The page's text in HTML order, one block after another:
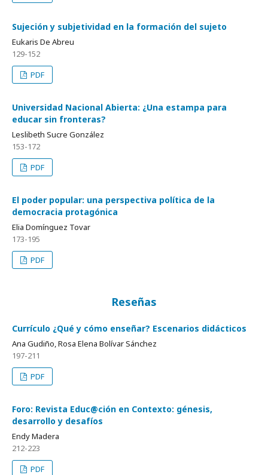
Sujeción y subjetividad en la formación del sujeto
Eukaris De Abreu
129-152
PDF
Universidad Nacional Abierta: ¿Una estampa para
educar sin fronteras?
Leslibeth Sucre González
153-172
PDF
El poder popular: una perspectiva política de la
democracia protagónica
Elia Domínguez Tovar
173-195
PDF
Reseñas
Currículo ¿Qué y cómo enseñar? Escenarios didácticos
Ana Gudiño, Rosa Elena Bolívar Sánchez
197-211
PDF
Foro: Revista Educ@ción en Contexto: génesis,
desarrollo y desafíos
Endy Madera
212-223
PDF